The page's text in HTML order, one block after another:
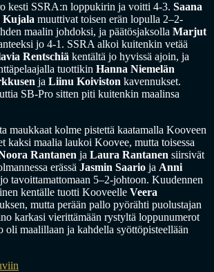
kesti SSRA:n loppukirin ja voitti 4-3. Saana
Kujala muuttivat toisen erän lopulla 2–2-
maalin johdoksi, ja päätösjaksolla Marjut
jo 4-1. SSRA alkoi kuitenkin vetää
Rentschiä kentältä jo hyvissä ajoin, ja
tuottikin Hanna Niemelän
ja Liinu Koiviston kavennukset.
SB-Pro sitten piti kuitenkin maalinsa
maukkaat kolme pistettä kaatamalla Kooveen
kaksi maalia laukoi Koovee, mutta toisessa
Rantanen ja Laura Rantanen siirsivät
erässä Jasmin Saario ja Anni
tavoittamattomaan 5–2-johtoon. Kuudennen
kentälle tuotti Kooveelle Veera
mutta perään pallo pyörähti puolustajan
karkasi vierittämään rystyltä loppunumerot
oli maalillaan ja kahdella syöttöpisteellään